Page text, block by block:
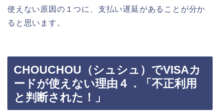
使えない原因の１つに、支払い遅延があることが分か
ると思います。
CHOUCHOU（シュシュ）でVISAカ
ードが使えない理由４．「不正利用
と判断された！」